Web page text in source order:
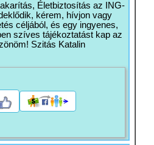
Életbiztosítás az ING-
kérem, hívjon vagy
céljából, és egy ingyenes,
szíves tájékoztatást kap az
Szitás Katalin